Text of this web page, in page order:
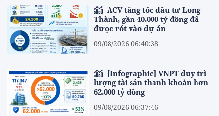
Thành, gần 40.000 tỷ đồng đã
được rót vào dự án
09/08/2026 06:40:38
lượng tài sản thanh khoản hơn
62.000 tỷ đồng
09/08/2026 06:37:46